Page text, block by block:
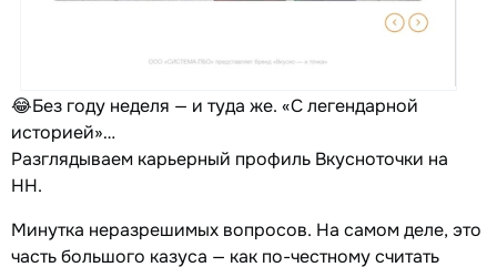
😂Без году неделя — и туда же. «С легендарной
историей»…
Разглядываем карьерный профиль Вкусноточки на
HH.
Минутка неразрешимых вопросов. На самом деле, это
часть большого казуса — как по-честному считать